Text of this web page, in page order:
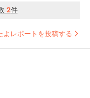
2件
よレポートを投稿する